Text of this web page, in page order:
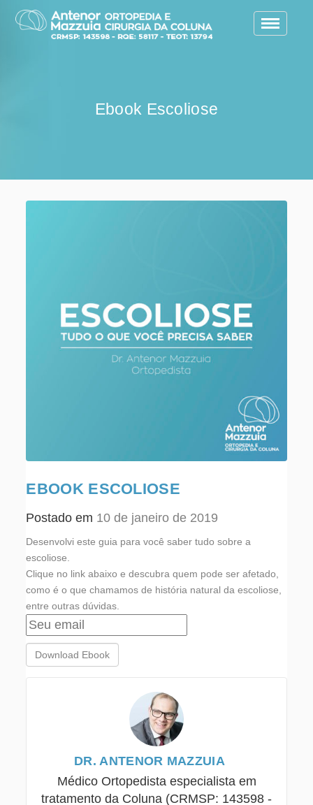
Toggle
Ebook Escoliose
EBOOK ESCOLIOSE
Postado em 10 de janeiro de 2019
Desenvolvi este guia para você saber tudo sobre a
escoliose.
Clique no link abaixo e descubra quem pode ser afetado,
como é o que chamamos de história natural da escoliose,
entre outras dúvidas.
DR. ANTENOR MAZZUIA
Médico Ortopedista especialista em
tratamento da Coluna (CRMSP: 143598 -